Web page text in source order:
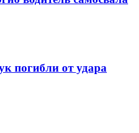
погибли от удара